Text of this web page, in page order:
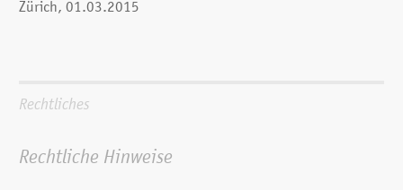
Zürich, 01.03.2015
Rechtliches
Rechtliche Hinweise